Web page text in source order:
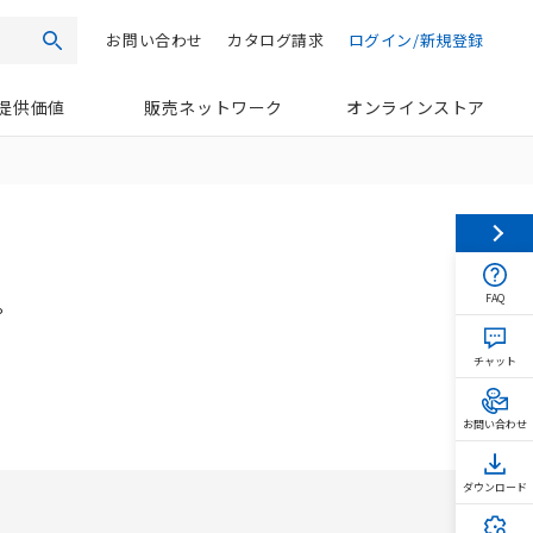
検索 ログイン/新規登録
カタログ請求
お問い合わせ
供価値 販売ネットワーク オンラインストア
FAQ
チャット
お問い合わせ
ダウンロード